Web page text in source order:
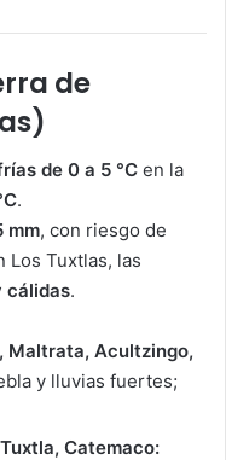
de
de 0 a 5 °C en la
.
mm, con riesgo de
Los Tuxtlas, las
cálidas.
Maltrata, Acultzingo,
y lluvias fuertes;
Catemaco: